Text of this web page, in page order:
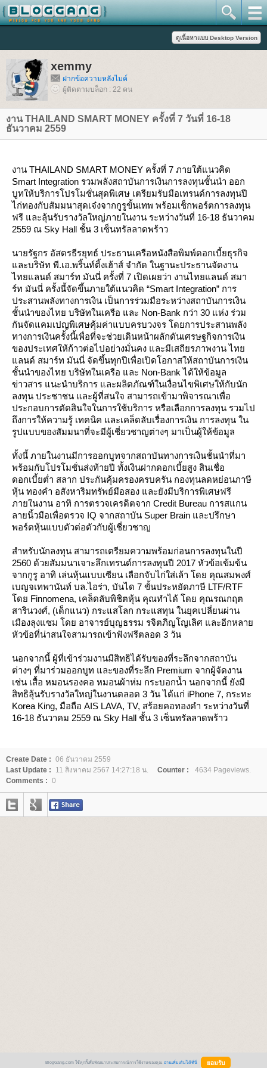
xemmy
ฝากข้อความหลังไมค์
ผู้ติดตามบล็อก : 22 คน
งาน THAILAND SMART MONEY ครั้งที่ 7 วันที่ 16-18
ธันวาคม 2559
งาน THAILAND SMART MONEY ครั้งที่ 7 ภายใต้แนวคิด
Smart Integration รวมพลังสถาบันการเงินการลงทุนชั้นนำ ออก
บูทให้บริการโปรโมชั่นสุดพิเศษ เตรียมรับมือเทรนด์การลงทุนปี
ไก่ทองกับสัมมนาสุดเจ๋งจากกูรูขั้นเทพ พร้อมเช็กพอร์ตการลงทุน
ฟรี และลุ้นรับรางวัลใหญ่ภายในงาน ระหว่างวันที่ 16-18 ธันวาคม
2559 ณ Sky Hall ชั้น 3 เซ็นทรัลลาดพร้าว
นายรัฐกร อัสดรธีรยุทธ์ ประธานเครือหนังสือพิมพ์ดอกเบี้ยธุรกิจ
ละบริษัท พี.เอ.พริ้นท์ติ้งเฮ้าส์ จำกัด ในฐานะประธานจัดงาน
ไทยแลนด์ สมาร์ท มันนี่ ครั้งที่ 7 เปิดเผยว่า งานไทยแลนด์ สมา
ร์ท มันนี่ ครั้งนี้จัดขึ้นภายใต้แนวคิด “Smart Integration” การ
ประสานพลังทางการเงิน เป็นการร่วมมือระหว่างสถาบันการเงิน
ชั้นนำของไทย บริษัทในเครือ และ Non-Bank กว่า 30 แห่ง ร่วม
กันจัดแคมเปญพิเศษคุ้มค่าแบบครบวงจร โดยการประสานพลัง
ทางการเงินครั้งนี้เพื่อที่จะช่วยเดินหน้าผลักดันเศรษฐกิจการเงิน
ของประเทศให้ก้าวต่อไปอย่างมั่นคง และมีเสถียรภาพงาน ไท
ลนด์ สมาร์ท มันนี่ จัดขึ้นทุกปีเพื่อเปิดโอกาสให้สถาบันการเงิน
ชั้นนำของไทย บริษัทในเครือ และ Non-Bank ได้ให้ข้อมูล
ข่าวสาร แนะนำบริการ และผลิตภัณฑ์ในเงื่อนไขพิเศษให้กับนัก
ลงทุน ประชาชน และผู้ที่สนใจ สามารถเข้ามาพิจารณาเพื่อ
ประกอบการตัดสินใจในการใช้บริการ หรือเลือกการลงทุน รวมไป
ถึงการให้ความรู้ เทคนิค และเคล็ดลับเรื่องการเงิน การลงทุน ใน
รูปแบบของสัมมนาที่จะมีผู้เชี่ยวชาญต่างๆ มาเป็นผู้ให้ข้อมูล
ทั้งนี้ ภายในงานมีการออกบูทจากสถาบันทางการเงินชั้นนำที่มา
พร้อมกับโปรโมชั่นส่งท้ายปี ทั้งเงินฝากดอกเบี้ยสูง สินเชื่อ
ดอกเบี้ยต่ำ สลาก ประกันคุ้มครองครบครัน กองทุนลดหย่อนภาษี
หุ้น ทองคำ อสังหาริมทรัพย์มือสอง และยังมีบริการพิเศษฟรี
ภายในงาน อาทิ การตรวจเครดิตจาก Credit Bureau การสแกน
ลายนิ้วมือเพื่อตรวจ IQ จากสถาบัน Super Brain และปรึกษา
พอร์ตหุ้นแบบตัวต่อตัวกับผู้เชี่ยวชาญ
สำหรับนักลงทุน สามารถเตรียมความพร้อมก่อนการลงทุนในปี
2560 ด้วยสัมมนาเจาะลึกเทรนด์การลงทุนปี 2017 หัวข้อเข้มข้น
จากกูรู อาทิ เล่นหุ้นแบบเซียน เลือกจับไก่ใส่เล้า โดย คุณสมพงศ์
เบญจเทพานันท์ บล.ไอร่า, บันได 7 ขั้นประหยัดภาษี LTF/RTF
ดย Finnomena, เคล็ดลับพิชิตหุ้น คุณทำได้ โดย คุณรณกฤต
สารินวงศ์, (เด็กแนว) กระแสโลก กระแสทุน ในยุคเปลี่ยนผ่าน
เมืองลุงแซม โดย อาจารย์บุญธรรม รจิตภิญโญเลิศ และอีกหลา
หัวข้อที่น่าสนใจสามารถเข้าฟังฟรีตลอด 3 วัน
นอกจากนี้ ผู้ที่เข้าร่วมงานมีสิทธิได้รับของที่ระลึกจากสถาบัน
ต่างๆ ที่มาร่วมออกบูท และของที่ระลึก Premium จากผู้จัดงาน
เช่น เสื้อ หมอนรองคอ หมอนผ้าห่ม กระบอกน้ำ นอกจากนี้ ยังมี
สิทธิลุ้นรับรางวัลใหญ่ในงานตลอด 3 วัน ได้แก่ iPhone 7, กระทะ
Korea King, มือถือ AIS LAVA, TV, สร้อยคอทองคำ ระหว่างวันที่
16-18 ธันวาคม 2559 ณ Sky Hall ชั้น 3 เซ็นทรัลลาดพร้าว
Create Date : 06 ธันวาคม 2559
Last Update :
11 สิงหาคม 2567 14:27:18 น. Counter :
4634 Pageviews.
Comments : 0
BlogGang.com ใช้คุกกี้เพื่อพัฒนาประสบการณ์การใช้งานของคุณ อ่านเพิ่มเติมได้ที่นี่